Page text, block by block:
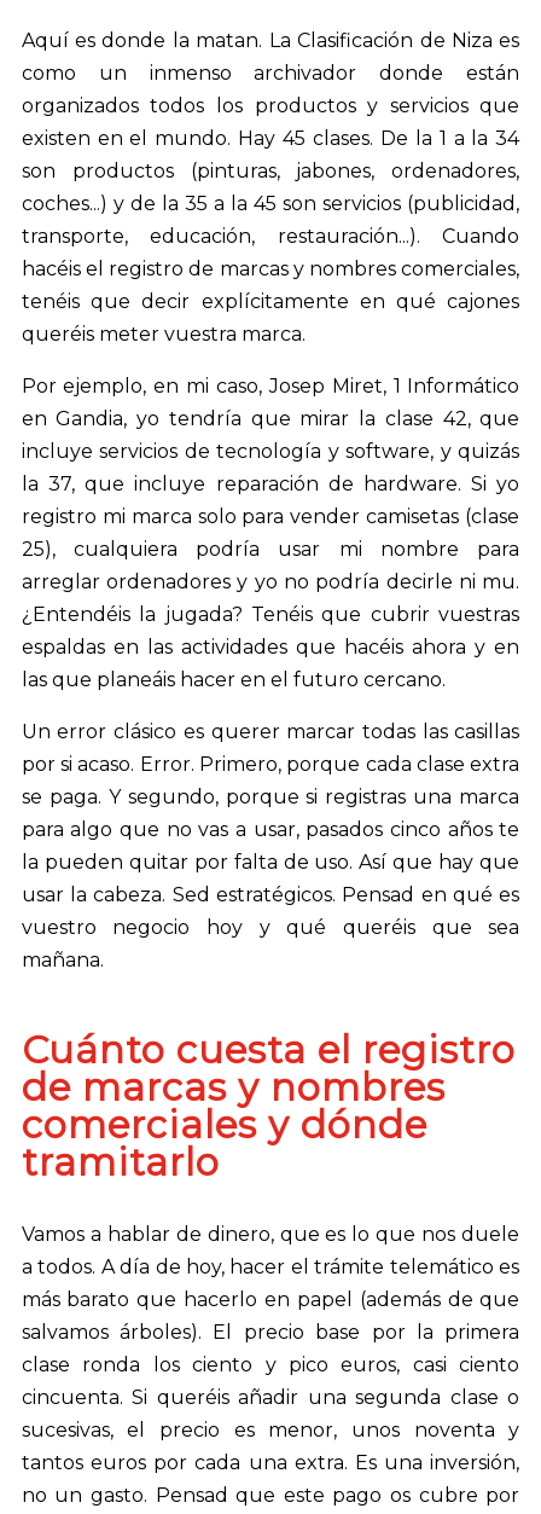
Aquí es donde la matan. La Clasificación de Niza es
como un inmenso archivador donde están
organizados todos los productos y servicios que
existen en el mundo. Hay 45 clases. De la 1 a la 34
son productos (pinturas, jabones, ordenadores,
coches...) y de la 35 a la 45 son servicios (publicidad,
transporte, educación, restauración...). Cuando
hacéis el registro de marcas y nombres comerciales,
tenéis que decir explícitamente en qué cajones
queréis meter vuestra marca.
Por ejemplo, en mi caso, Josep Miret, 1 Informático
en Gandia, yo tendría que mirar la clase 42, que
incluye servicios de tecnología y software, y quizás
la 37, que incluye reparación de hardware. Si yo
registro mi marca solo para vender camisetas (clase
25), cualquiera podría usar mi nombre para
arreglar ordenadores y yo no podría decirle ni mu.
¿Entendéis la jugada? Tenéis que cubrir vuestras
espaldas en las actividades que hacéis ahora y en
las que planeáis hacer en el futuro cercano.
Un error clásico es querer marcar todas las casillas
por si acaso. Error. Primero, porque cada clase extra
se paga. Y segundo, porque si registras una marca
para algo que no vas a usar, pasados cinco años te
la pueden quitar por falta de uso. Así que hay que
usar la cabeza. Sed estratégicos. Pensad en qué es
vuestro negocio hoy y qué queréis que sea
mañana.
Cuánto cuesta el registro
de marcas y nombres
comerciales y dónde
tramitarlo
Vamos a hablar de dinero, que es lo que nos duele
a todos. A día de hoy, hacer el trámite telemático es
más barato que hacerlo en papel (además de que
salvamos árboles). El precio base por la primera
clase ronda los ciento y pico euros, casi ciento
cincuenta. Si queréis añadir una segunda clase o
sucesivas, el precio es menor, unos noventa y
tantos euros por cada una extra. Es una inversión,
no un gasto. Pensad que este pago os cubre por